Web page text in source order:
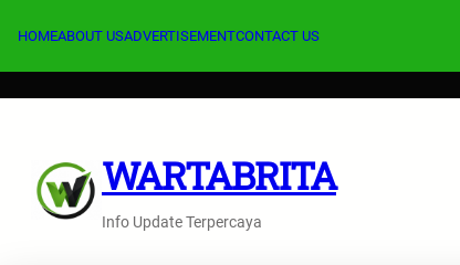
HOMEABOUT USADVERTISEMENTCONTACT US
WARTABRITA
Info Update Terpercaya